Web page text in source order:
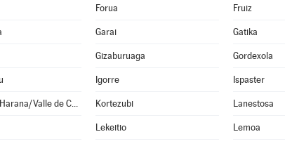
Forua Fruiz
Garai Gatika
Gizaburuaga Gordexola
Igorre Ispaster
Karrantza Harana/Valle de Carranza Kortezubi Lanestosa
Lekeitio Lemoa